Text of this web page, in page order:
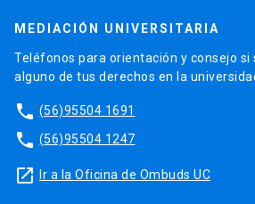
MEDIACIÓN UNIVERSITARIA
Teléfonos para orientación y consejo si
alguno de tus derechos en la
phone (56)95504 1691
phone (56)95504 1247
launch Ir a la Oficina de Ombuds UC